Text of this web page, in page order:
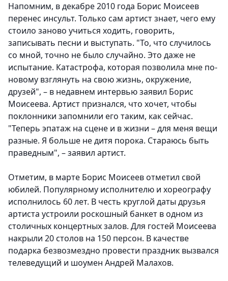
Напомним, в декабре 2010 года Борис Моисеев
перенес инсульт. Только сам артист знает, чего ему
стоило заново учиться ходить, говорить,
записывать песни и выступать. "То, что случилось
со мной, точно не было случайно. Это даже не
испытание. Катастрофа, которая позволила мне по-
новому взглянуть на свою жизнь, окружение,
друзей", – в недавнем интервью заявил Борис
Моисеева. Артист признался, что хочет, чтобы
поклонники запомнили его таким, как сейчас.
"Теперь эпатаж на сцене и в жизни – для меня вещи
разные. Я больше не дитя порока. Стараюсь быть
праведным", – заявил артист.
Отметим, в марте Борис Моисеев отметил свой
юбилей. Популярному исполнителю и хореографу
исполнилось 60 лет. В честь круглой даты друзья
артиста устроили роскошный банкет в одном из
столичных концертных залов. Для гостей Моисеева
накрыли 20 столов на 150 персон. В качестве
подарка безвозмездно провести праздник вызвался
телеведущий и шоумен Андрей Малахов.